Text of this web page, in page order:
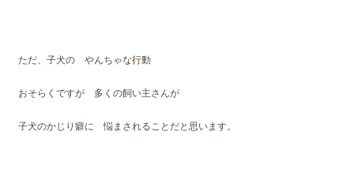
ただ、子犬の やんちゃな行動
おそらくですが 多くの飼い主さんが
子犬のかじり癖に 悩まされることだと思います。